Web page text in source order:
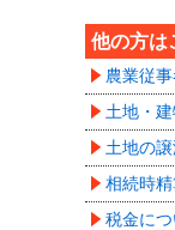
他の方は
農業従
土地・
土地の
相続時
税金に